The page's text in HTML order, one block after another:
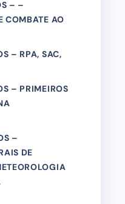
– –
COMBATE AO
– RPA, SAC,
– PRIMEIROS
–
DE